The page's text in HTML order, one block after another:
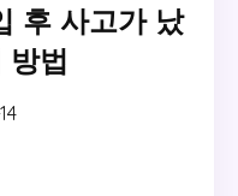
후 사고가 났
방법